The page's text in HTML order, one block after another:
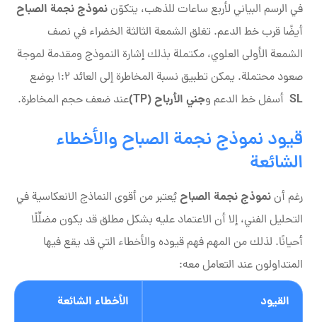
في الرسم البياني لأربع ساعات للذهب، يتكوّننموذج نجمة الصباح
أيضًا قرب خط الدعم. تغلق الشمعة الثالثة الخضراء في نصف
الشمعة الأولى العلوي، مكتملة بذلك إشارة النموذج ومقدمة لموجة
صعود محتملة. يمكن تطبيق نسبة المخاطرة إلى العائد 1:2 بوضع
SL أسفل خط الدعم وجني الأرباح (TP) عند ضعف حجم المخاطرة.
قيود نموذج نجمة الصباح والأخطاء
الشائعة
رغم أننموذج نجمة الصباحيُعتبر من أقوى النماذج الانعكاسية في
التحليل الفني، إلا أن الاعتماد عليه بشكل مطلق قد يكون مضلِّلًا
أحيانًا. لذلك من المهم فهم قيوده والأخطاء التي قد يقع فيها
المتداولون عند التعامل معه:
القيود الأخطاء الشائعة